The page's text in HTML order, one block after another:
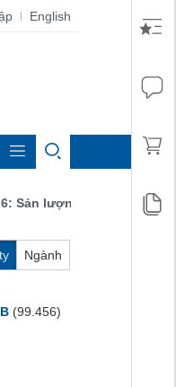
| English
lượng, số lượng đơn đặt
Ngành
(99.456)